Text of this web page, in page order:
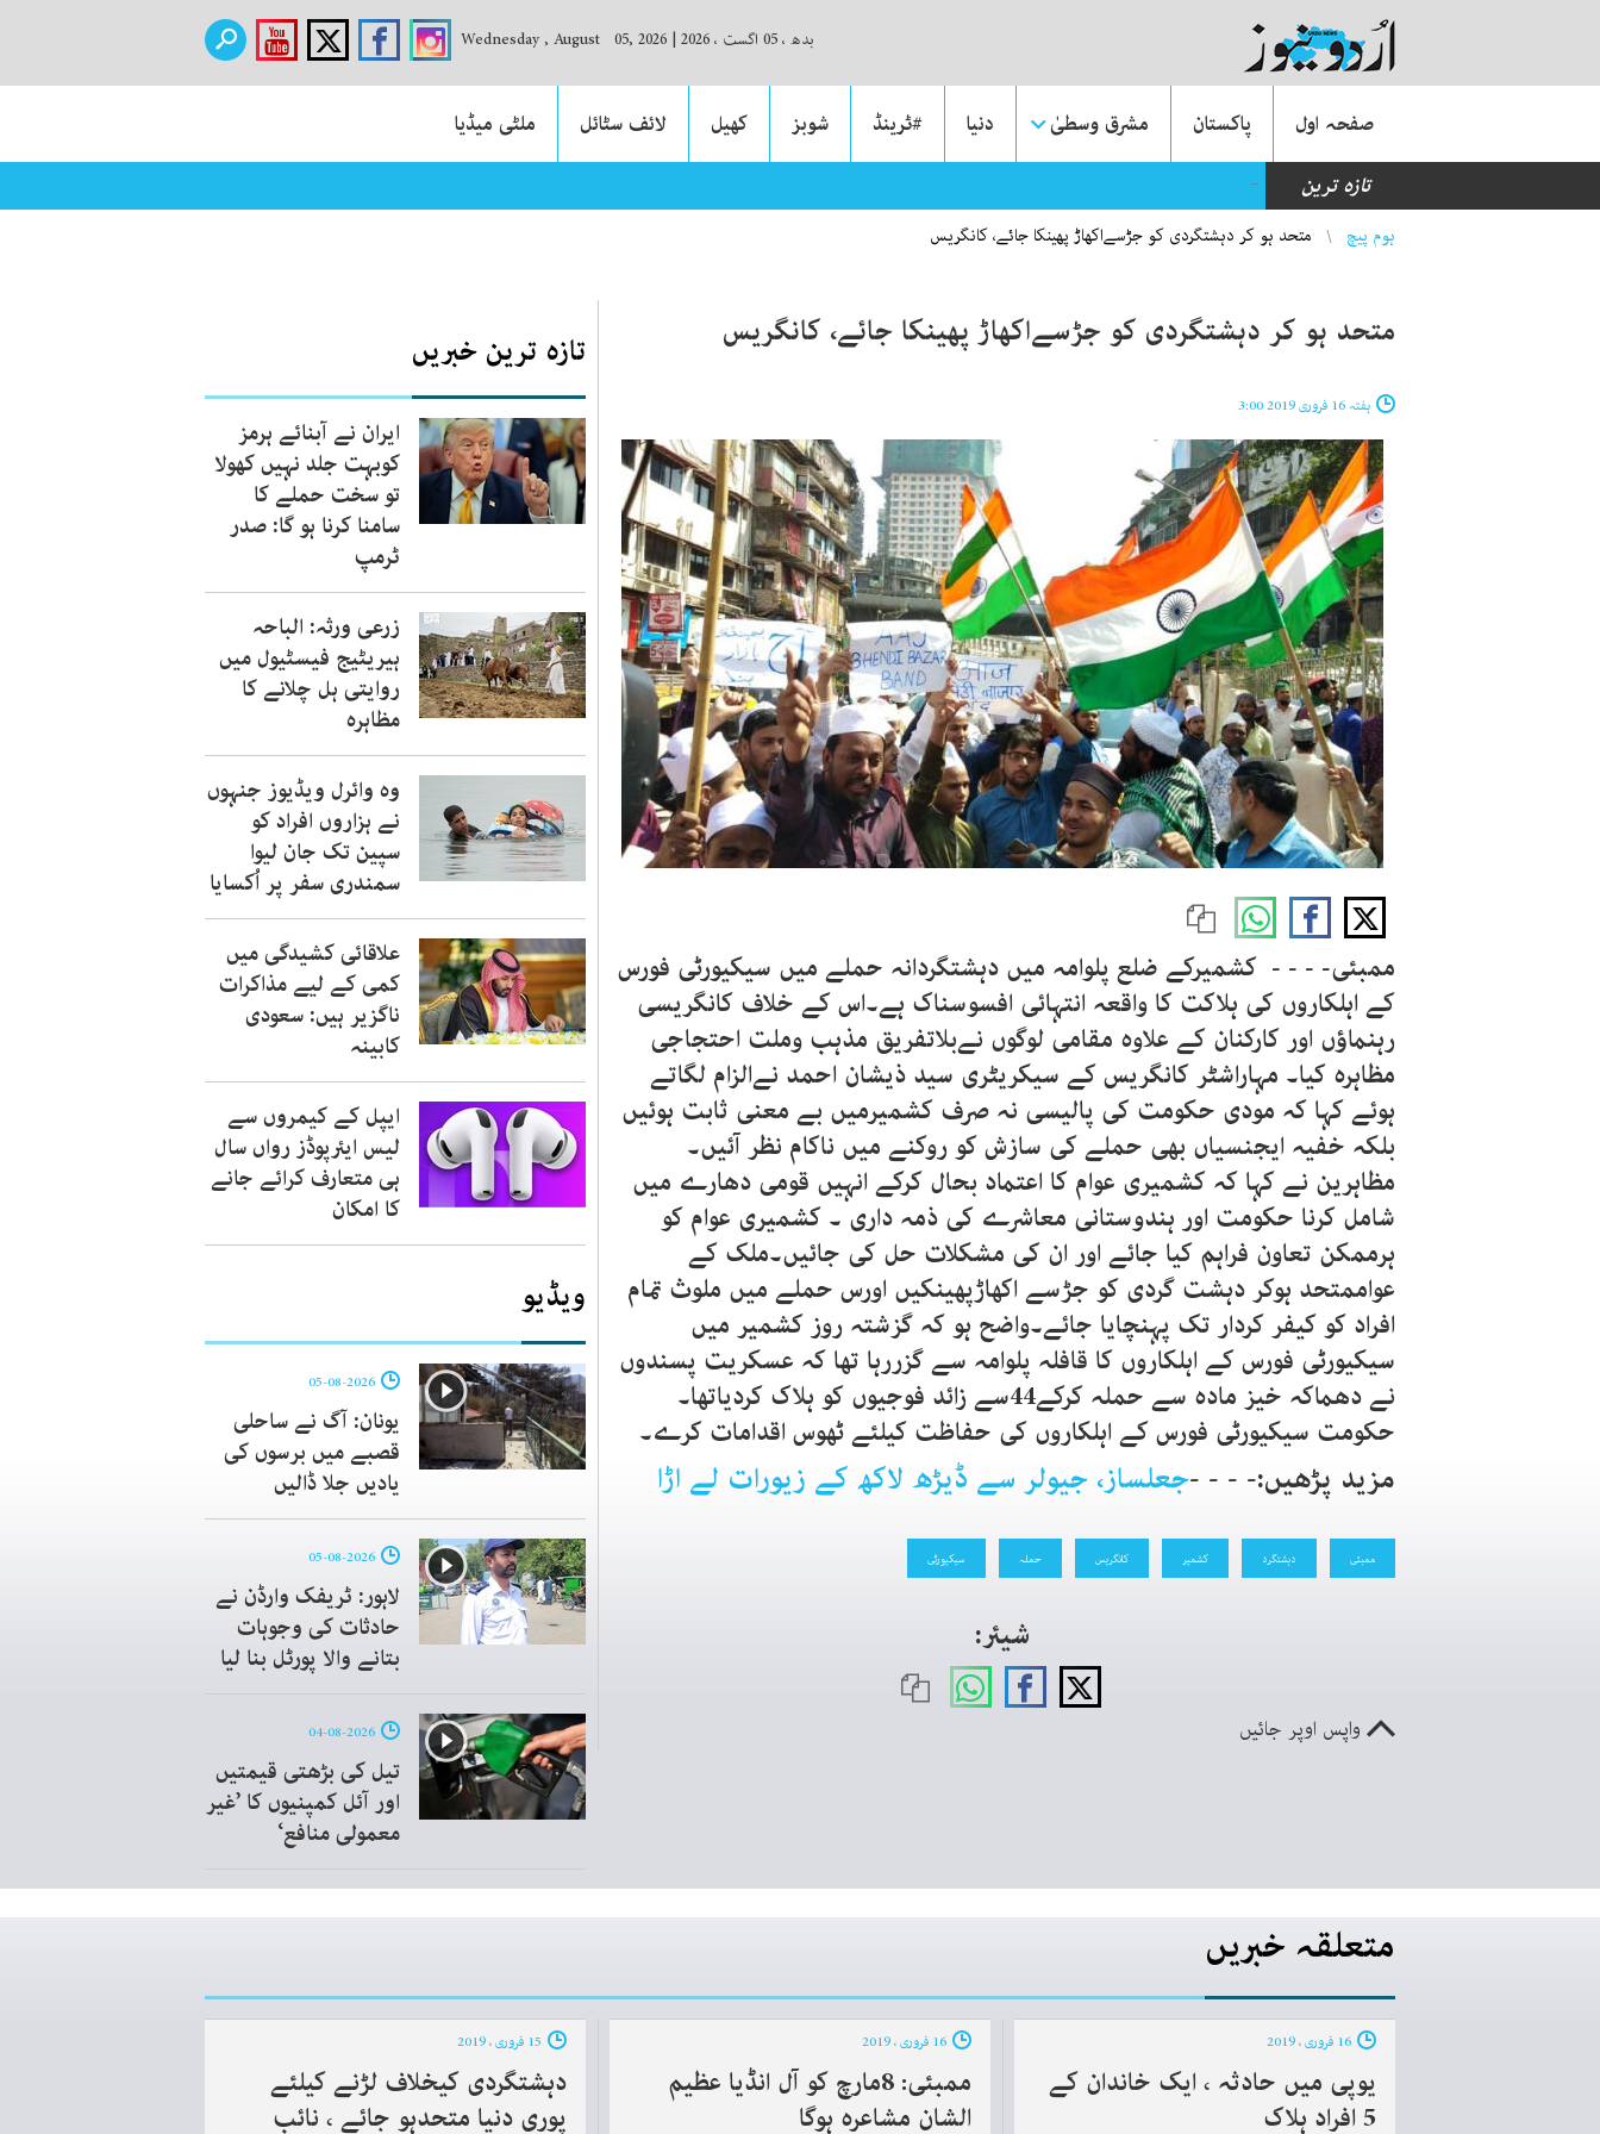
بدھ ، 05 اگست ، 2026 |
Wednesday , August 05, 2026
صفحہ اول پاکستان مشرق وسطیٰ دنیا #ٹرینڈ شوبز کھیل لائف سٹائل
ملٹی میڈیا
تازہ ترین
You are here
ہوم پیچ متحد ہو کر دہشتگردی کو جڑسےاکھاڑ پھینکا جائے، کانگریس
متحد ہو کر دہشتگردی کو جڑسےاکھاڑ پھینکا جائے، کانگریس
ہفتہ 16 فروری 2019 3:00
ممبئی- - - - کشمیرکے ضلع پلوامہ میں دہشتگردانہ حملے میں سیکیورٹی فورس
کے اہلکاروں کی ہلاکت کا واقعہ انتہائی افسوسناک ہے۔اس کے خلاف کانگریسی
رہنماؤں اور کارکنان کے علاوہ مقامی لوگوں نےبلاتفریق مذہب وملت احتجاجی
مظاہرہ کیا۔ مہاراشٹر کانگریس کے سیکریٹری سید ذیشان احمد نےالزام لگاتے
ہوئے کہا کہ مودی حکومت کی پالیسی نہ صرف کشمیرمیں بے معنی ثابت ہوئیں
بلکہ خفیہ ایجنسیاں بھی حملے کی سازش کو روکنے میں ناکام نظر آئیں۔
مظاہرین نے کہا کہ کشمیری عوام کا اعتماد بحال کرکے انہیں قومی دھارے میں
شامل کرنا حکومت اور ہندوستانی معاشرے کی ذمہ داری ۔ کشمیری عوام کو
ہرممکن تعاون فراہم کیا جائے اور ان کی مشکلات حل کی جائیں۔ملک کے
عواممتحد ہوکر دہشت گردی کو جڑسے اکھاڑپھینکیں اورس حملے میں ملوث تمام
افراد کو کیفر کردار تک پہنچایا جائے۔واضح ہو کہ گزشتہ روز کشمیر میں
سیکیورٹی فورس کے اہلکاروں کا قافلہ پلوامہ سے گزررہا تھا کہ عسکریت پسندوں
نے دھماکہ خیز مادہ سے حملہ کرکے44سے زائد فوجیوں کو ہلاک کردیاتھا۔
حکومت سیکیورٹی فورس کے اہلکاروں کی حفاظت کیلئے ٹھوس اقدامات کرے۔
مزید پڑھیں:- - - -جعلساز، جیولر سے ڈیڑھ لاکھ کے زیورات لے اڑا
ممبئی دہشتگرد کشمیر کانگریس حملہ سیکیورٹی
شیئر:
واپس اوپر جائیں
تازہ ترین خبریں
ایران نے آبنائے ہرمز
کوبہت جلد نہیں کھولا
تو سخت حملے کا
سامنا کرنا ہو گا: صدر
ٹرمپ
زرعی ورثہ: الباحہ
ہیریٹیج فیسٹیول میں
روایتی ہل چلانے کا
مظاہرہ
وہ وائرل ویڈیوز جنہوں
نے ہزاروں افراد کو
سپین تک جان لیوا
سمندری سفر پر اُکسایا
علاقائی کشیدگی میں
کمی کے لیے مذاکرات
ناگزیر ہیں: سعودی
کابینہ
ایپل کے کیمروں سے
لیس ایئرپوڈز رواں سال
ہی متعارف کرائے جانے
کا امکان
ویڈیو
یونان: آگ نے ساحلی
قصبے میں برسوں کی
یادیں جلا ڈالیں
لاہور: ٹریفک وارڈن نے
حادثات کی وجوہات
بتانے والا پورٹل بنا لیا
تیل کی بڑھتی قیمتیں
اور آئل کمپنیوں کا ’غیر
معمولی منافع‘
متعلقہ خبریں
یوپی میں حادثہ ، ایک خاندان کے
5 افراد ہلاک
ممبئی: 8مارچ کو آل انڈیا عظیم
الشان مشاعرہ ہوگا
دہشتگردی کیخلاف لڑنے کیلئے
پوری دنیا متحدہو جائے ، نائب